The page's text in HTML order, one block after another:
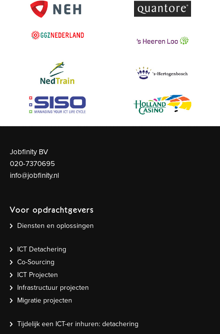
Jobfinity BV
020-7370695
info@jobfinity.nl
Voor opdrachtgevers
Diensten en oplossingen
ICT Detachering
Co-Sourcing
ICT Projecten
Infrastructuur projecten
Migratie projecten
Tijdelijk een ICT-er inhuren: detachering